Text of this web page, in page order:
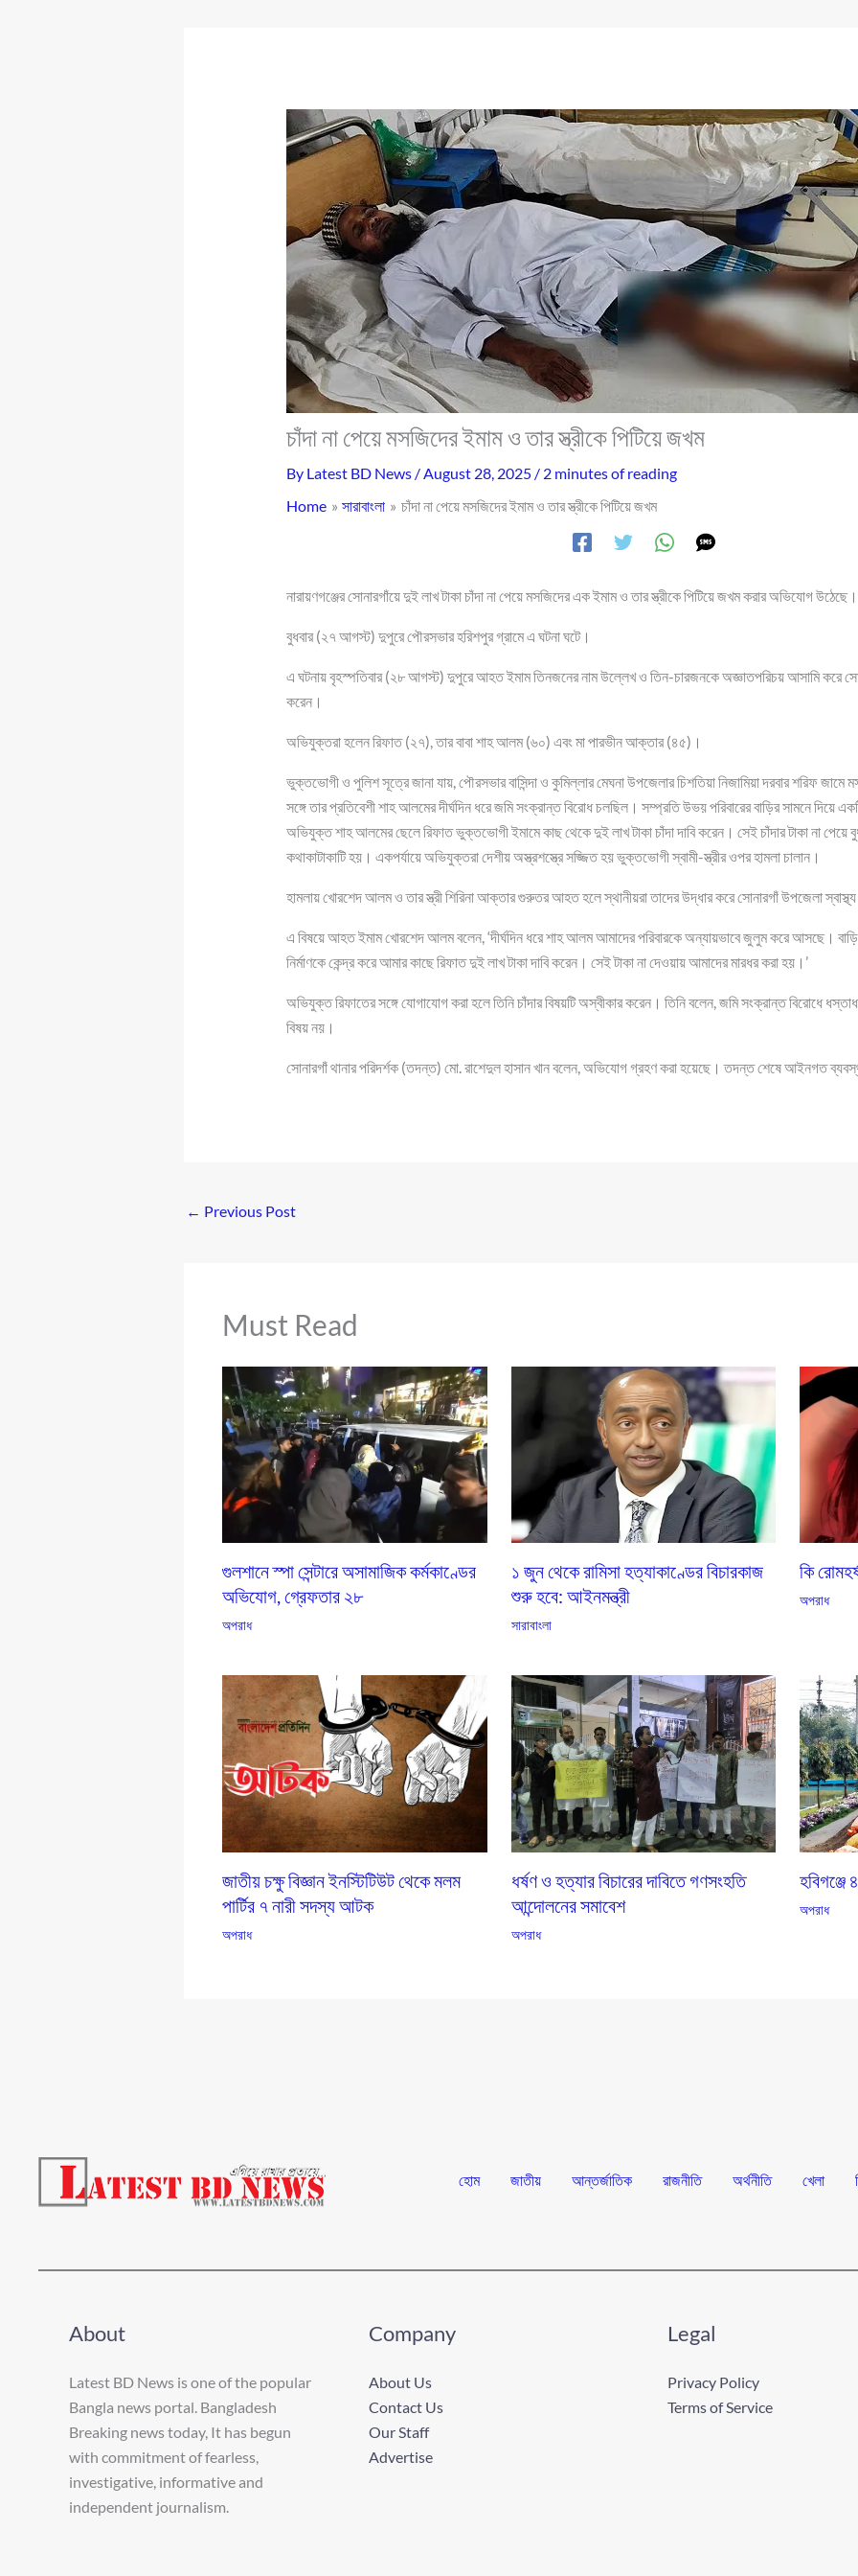
চাঁদা না পেয়ে মসজিদের ইমাম ও তার স্ত্রীকে পিটিয়ে জখম
By Latest BD News /August 28, 2025 / 2 minutes of reading
Home
সারাবাংলা চাঁদা না পেয়ে মসজিদের ইমাম ও তার স্ত্রীকে পিটিয়ে জখম
নারায়ণগঞ্জের সোনারগাঁয়ে দুই লাখ টাকা চাঁদা না পেয়ে মসজিদের এক ইমাম ও তার স্ত্রীকে পিটিয়ে জখম করার অভিযোগ উঠেছে।
বুধবার (২৭ আগস্ট) দুপুরে পৌরসভার হরিশপুর গ্রামে এ ঘটনা ঘটে।
এ ঘটনায় বৃহস্পতিবার (২৮ আগস্ট) দুপুরে আহত ইমাম তিনজনের নাম উল্লেখ ও তিন-চারজনকে অজ্ঞাতপরিচয় আসামি করে
করেন।
অভিযুক্তরা হলেন রিফাত (২৭), তার বাবা শাহ আলম (৬০) এবং মা পারভীন আক্তার (৪৫)।
ভুক্তভোগী ও পুলিশ সূত্রে জানা যায়, পৌরসভার বাসিন্দা ও কুমিল্লার মেঘনা উপজেলার চিশতিয়া নিজামিয়া দরবার শরিফ
সঙ্গে তার প্রতিবেশী শাহ আলমের দীর্ঘদিন ধরে জমি সংক্রান্ত বিরোধ চলছিল। সম্প্রতি উভয় পরিবারের বাড়ির সামনে দিয়ে
অভিযুক্ত শাহ আলমের ছেলে রিফাত ভুক্তভোগী ইমামে কাছ থেকে দুই লাখ টাকা চাঁদা দাবি করেন। সেই চাঁদার টাকা না পেয়ে
কথাকাটাকাটি হয়। একপর্যায়ে অভিযুক্তরা দেশীয় অস্ত্রশস্ত্রে সজ্জিত হয় ভুক্তভোগী স্বামী-স্ত্রীর ওপর হামলা চালান।
হামলায় খোরশেদ আলম ও তার স্ত্রী শিরিনা আক্তার গুরুতর আহত হলে স্থানীয়রা তাদের উদ্ধার করে সোনারগাঁ উপজেলা
এ বিষয়ে আহত ইমাম খোরশেদ আলম বলেন, ‌‘দীর্ঘদিন ধরে শাহ আলম আমাদের পরিবারকে অন্যায়ভাবে জুলুম করে আসছে।
নির্মাণকে কেন্দ্র করে আমার কাছে রিফাত দুই লাখ টাকা দাবি করেন। সেই টাকা না দেওয়ায় আমাদের মারধর করা হয়।’
অভিযুক্ত রিফাতের সঙ্গে যোগাযোগ করা হলে তিনি চাঁদার বিষয়টি অস্বীকার করেন। তিনি বলেন, জমি সংক্রান্ত বিরোধে
বিষয় নয়।
সোনারগাঁ থানার পরিদর্শক (তদন্ত) মো. রাশেদুল হাসান খান বলেন, অভিযোগ গ্রহণ করা হয়েছে। তদন্ত শেষে আইনগত
← Previous Post
Must Read
গুলশানে স্পা সেন্টারে অসামাজিক কর্মকাণ্ডের
অভিযোগ, গ্রেফতার ২৮
অপরাধ
১ জুন থেকে রামিসা হত্যাকাণ্ডের বিচারকাজ
শুরু হবে: আইনমন্ত্রী
সারাবাংলা
কি
অপরাধ
জাতীয় চক্ষু বিজ্ঞান ইনস্টিটিউট থেকে মলম
পার্টির ৭ নারী সদস্য আটক
অপরাধ
ধর্ষণ ও হত্যার বিচারের দাবিতে গণসংহতি
আন্দোলনের সমাবেশ
অপরাধ
হবিগঞ্জে
অপরাধ
হোম জাতীয় আন্তর্জাতিক রাজনীতি অর্থনীতি খেলা
About
Latest BD News is one of the popular
Bangla news portal. Bangladesh
Breaking news today, It has begun
with commitment of fearless,
investigative, informative and
independent journalism.
Company
About Us
Contact Us
Our Staff
Advertise
Legal
Privacy Policy
Terms of Service